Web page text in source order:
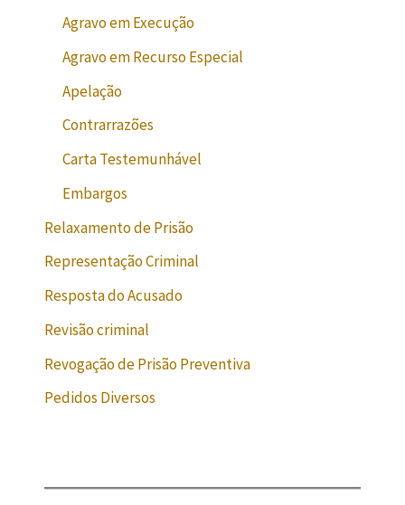
Agravo em Execução
Agravo em Recurso Especial
Apelação
Contrarrazões
Carta Testemunhável
Embargos
Relaxamento de Prisão
Representação Criminal
Resposta do Acusado
Revisão criminal
Revogação de Prisão Preventiva
Pedidos Diversos